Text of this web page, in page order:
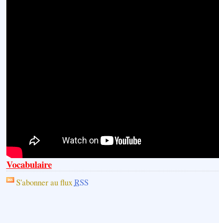
Vocabulaire
S'abonner au fluxRSS